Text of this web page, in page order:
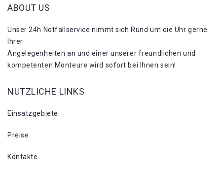
ABOUT US
Unser 24h Notfallservice nimmt sich Rund um die Uhr gerne
Ihrer
Angelegenheiten an und einer unserer freundlichen und
kompetenten Monteure wird sofort bei Ihnen sein!
NÜTZLICHE LINKS
Einsatzgebiete
Preise
Kontakte